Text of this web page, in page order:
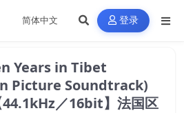
登录
Years in Tibet
Picture Soundtrack)
／16bit】法国区